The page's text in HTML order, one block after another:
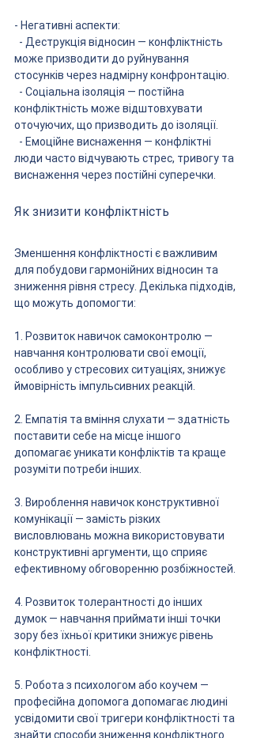
- Негативні аспекти:
може призводити до руйнування
стосунків через надмірну конфронтацію.
конфліктність може відштовхувати
оточуючих, що призводить до ізоляції.
люди часто відчувають стрес, тривогу та
виснаження через постійні суперечки.
Як знизити конфліктність
Зменшення конфліктності є важливим
для побудови гармонійних відносин та
зниження рівня стресу. Декілька підходів,
що можуть допомогти:
1. Розвиток навичок самоконтролю —
навчання контролювати свої емоції,
особливо у стресових ситуаціях, знижує
ймовірність імпульсивних реакцій.
2. Емпатія та вміння слухати — здатність
поставити себе на місце іншого
допомагає уникати конфліктів та краще
розуміти потреби інших.
3. Вироблення навичок конструктивної
комунікації — замість різких
висловлювань можна використовувати
конструктивні аргументи, що сприяє
ефективному обговоренню розбіжностей.
4. Розвиток толерантності до інших
думок — навчання приймати інші точки
зору без їхньої критики знижує рівень
конфліктності.
5. Робота з психологом або коучем —
професійна допомога допомагає людині
усвідомити свої тригери конфліктності та
знайти способи зниження конфліктного